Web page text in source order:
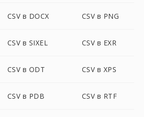
CSV в DOCX CSV в PNG
CSV в SIXEL CSV в EXR
CSV в ODT CSV в XPS
CSV в PDB CSV в RTF